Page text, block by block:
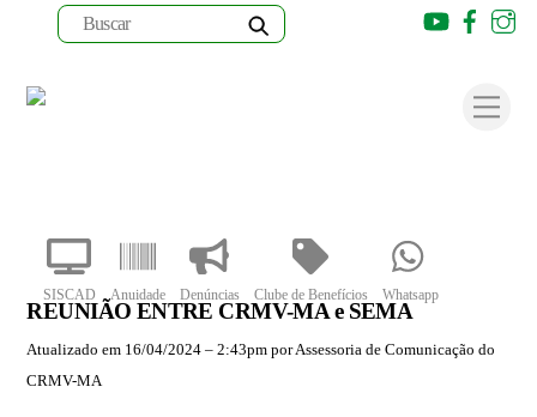
SISCAD Anuidade Denúncias Clube de Benefícios Whatsapp
Youtube
REUNIÃO ENTRE CRMV-MA e SEMA
Atualizado em 16/04/2024 – 2:43pm por Assessoria de Comunicação do
CRMV-MA